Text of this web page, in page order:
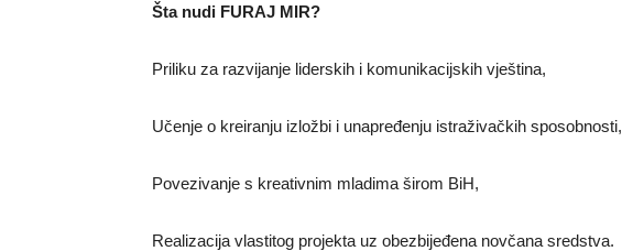
Šta nudi FURAJ MIR?
Priliku za razvijanje liderskih i komunikacijskih vještina,
Učenje o kreiranju izložbi i unapređenju istraživačkih sposobnosti,
Povezivanje s kreativnim mladima širom BiH,
Realizacija vlastitog projekta uz obezbijeđena novčana sredstva.